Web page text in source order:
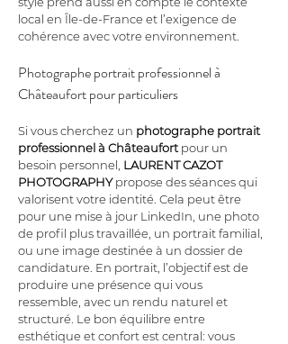
local en Île-de-France et l’exigence de
cohérence avec votre environnement.
Photographe portrait professionnel à
Châteaufort pour particuliers
Si vous cherchez un photographe portrait
professionnel à Châteaufort pour un
besoin personnel, LAURENT CAZOT
PHOTOGRAPHY propose des séances qui
valorisent votre identité. Cela peut être
pour une mise à jour LinkedIn, une photo
de profil plus travaillée, un portrait familial,
ou une image destinée à un dossier de
candidature. En portrait, l’objectif est de
produire une présence qui vous
ressemble, avec un rendu naturel et
structuré. Le bon équilibre entre
esthétique et confort est central: vous